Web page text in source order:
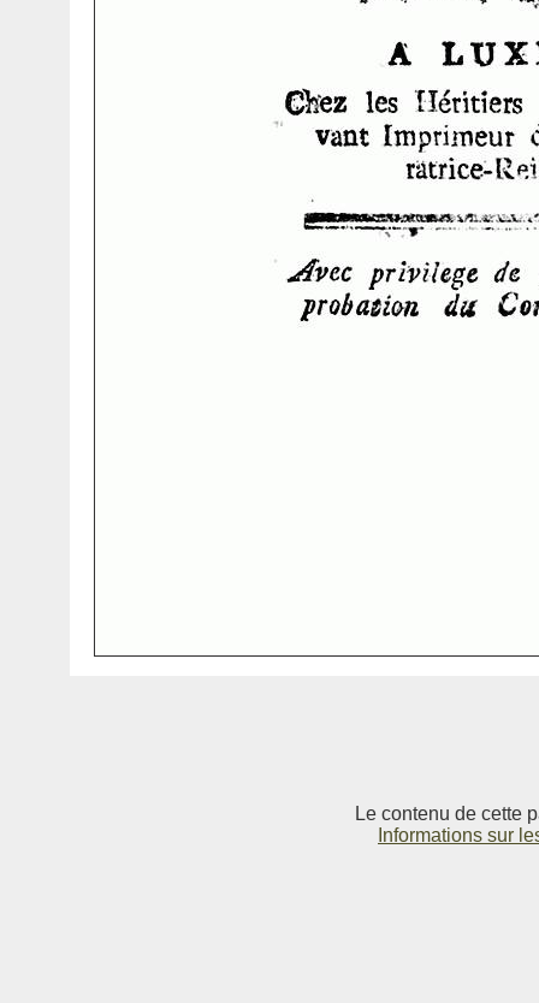
Le contenu de cette
Informations sur